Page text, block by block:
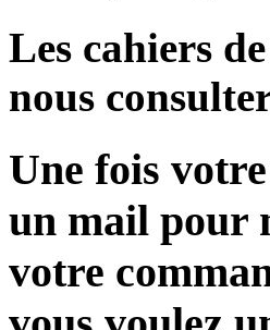
Les cahiers
nous
Une fois
un mail pour
votre